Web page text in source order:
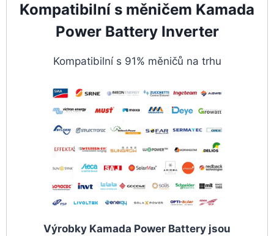
Kompatibilní s měničem Kamada
Power Battery Inverter
Kompatibilní s 91% měničů na trhu
Výrobky Kamada Power Battery jsou